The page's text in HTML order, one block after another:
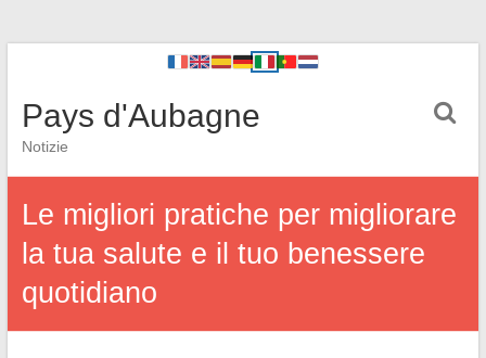
Pays d'Aubagne
Notizie
Le migliori pratiche per migliorare
la tua salute e il tuo benessere
quotidiano